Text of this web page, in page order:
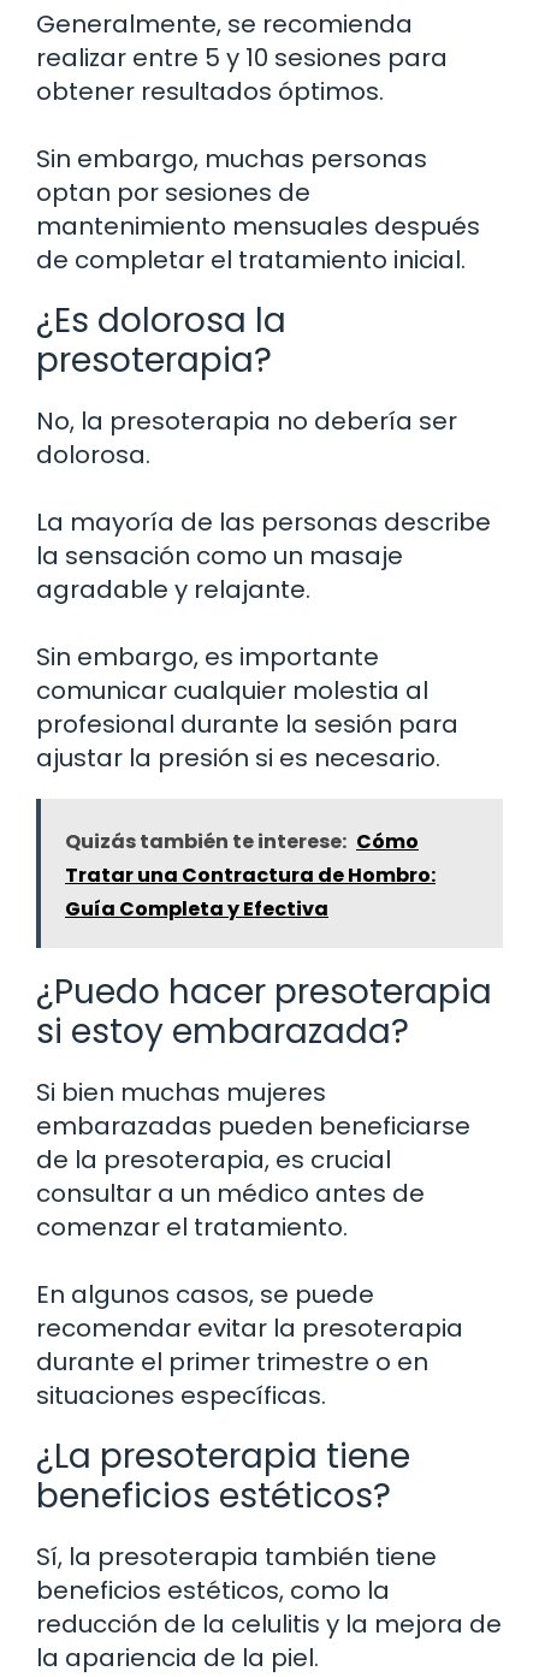
Generalmente, se recomienda
realizar entre 5 y 10 sesiones para
obtener resultados óptimos.
Sin embargo, muchas personas
optan por sesiones de
mantenimiento mensuales después
de completar el tratamiento inicial.
¿Es dolorosa la
presoterapia?
No, la presoterapia no debería ser
dolorosa.
La mayoría de las personas describe
la sensación como un masaje
agradable y relajante.
Sin embargo, es importante
comunicar cualquier molestia al
profesional durante la sesión para
ajustar la presión si es necesario.
Quizás también te interese: Cómo
Tratar una Contractura de Hombro:
Guía Completa y Efectiva
¿Puedo hacer presoterapia
si estoy embarazada?
Si bien muchas mujeres
embarazadas pueden beneficiarse
de la presoterapia, es crucial
consultar a un médico antes de
comenzar el tratamiento.
En algunos casos, se puede
recomendar evitar la presoterapia
durante el primer trimestre o en
situaciones específicas.
¿La presoterapia tiene
beneficios estéticos?
Sí, la presoterapia también tiene
beneficios estéticos, como la
reducción de la celulitis y la mejora de
la apariencia de la piel.